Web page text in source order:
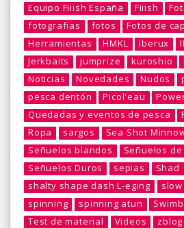
Equipo Fiiish España
Fiiish
fotografias
fotos
Fotos de
Herramientas
HMKL Iberux
Jerkbaits
jumprize kuroshio
Noticias
Novedades Nudos
pesca dentón
Picol'eau
Quedadas y eventos de pesca
Ropa
sargos
Sea Shot
Señuelos blandos
Señuelos
Señuelos Duros
sepias Shad
shalty shape dash L-eging
slow
spinning
spinning atun
Test de material
Videos zblog